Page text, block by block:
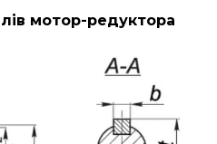
мотор-редуктора